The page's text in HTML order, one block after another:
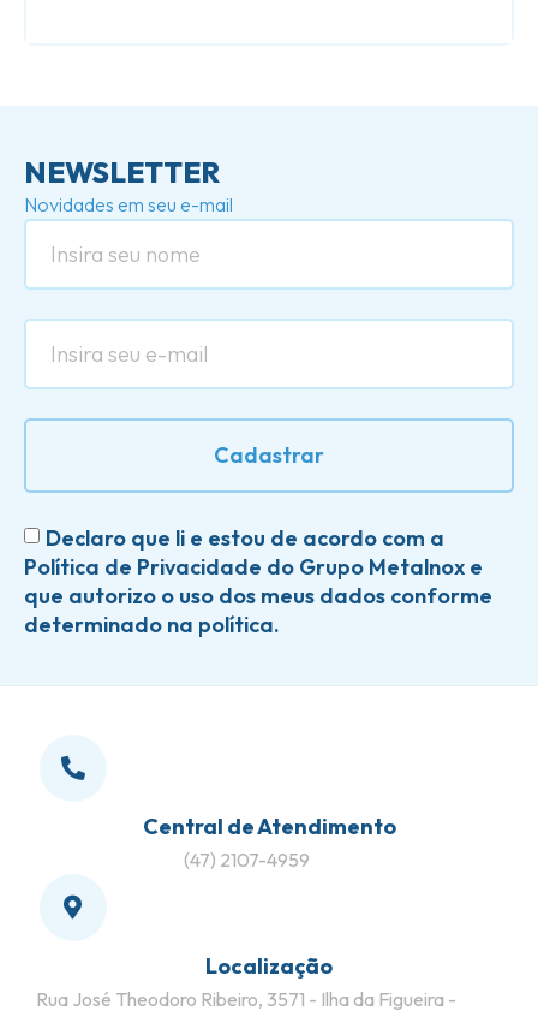
NEWSLETTER
Novidades em seu e-mail
Declaro que li e estou de acordo com a
Política de Privacidade do Grupo Metalnox e
que autorizo o uso dos meus dados conforme
determinado na política.
Cadastrar
Central de Atendimento
(47) 2107-4959
Localização
Rua José Theodoro Ribeiro, 3571 - Ilha da Figueira -